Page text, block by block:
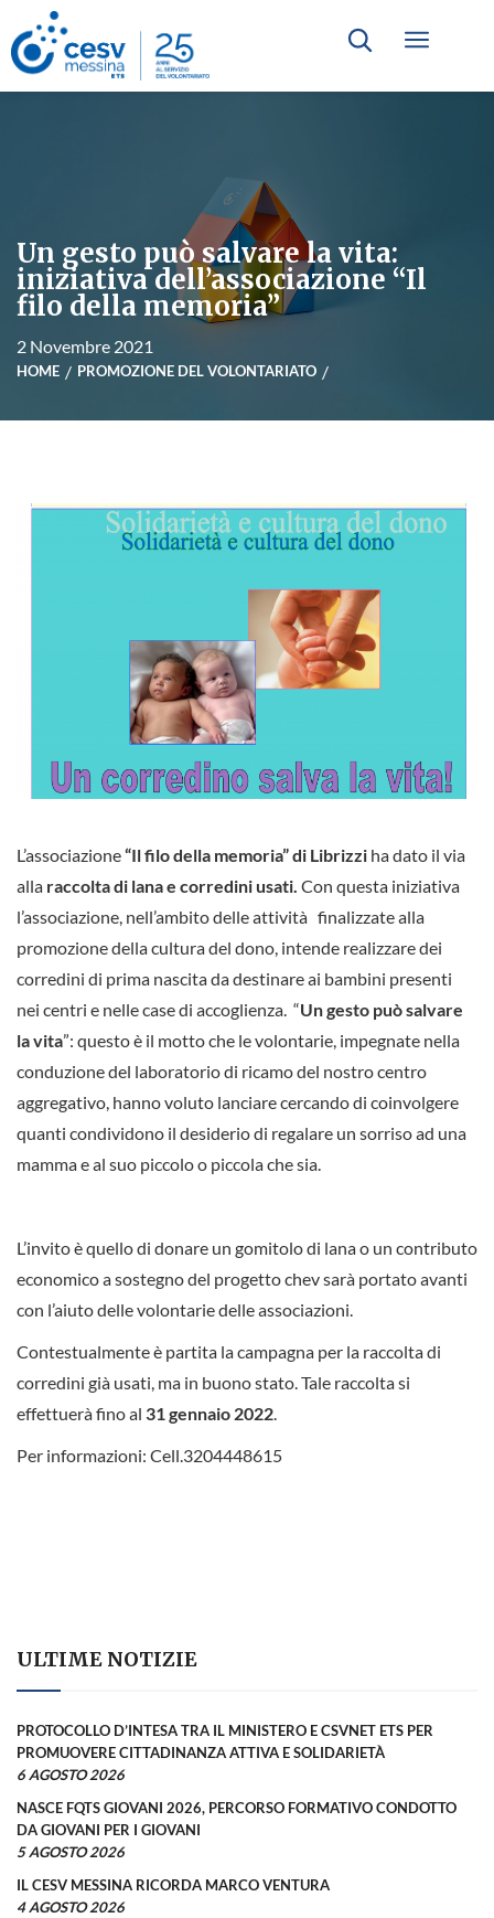
Un gesto può salvare la vita:
iniziativa dell’associazione “Il
filo della memoria”
2 Novembre 2021
HOME PROMOZIONE DEL VOLONTARIATO
L’associazione“Il filo della memoria” di Librizzi ha dato il via
alla raccolta di lana e corredini usati. Con questa iniziativa
l’associazione, nell’ambito delle attività finalizzate alla
promozione della cultura del dono, intende realizzare dei
corredini di prima nascita da destinare ai bambini presenti
nei centri e nelle case di accoglienza. “Un gesto può salvare
la vita”: questo è il motto che le volontarie, impegnate nella
conduzione del laboratorio di ricamo del nostro centro
aggregativo, hanno voluto lanciare cercando di coinvolgere
quanti condividono il desiderio di regalare un sorriso ad una
mamma e al suo piccolo o piccola che sia.
L’invito è quello di donare un gomitolo di lana o un contributo
economico a sostegno del progetto chev sarà portato avanti
con l’aiuto delle volontarie delle associazioni.
Contestualmente è partita la campagna per la raccolta di
corredini già usati, ma in buono stato. Tale raccolta si
effettuerà fino al 31 gennaio 2022.
Per informazioni: Cell.3204448615
ULTIME NOTIZIE
PROTOCOLLO D’INTESA TRA IL MINISTERO E CSVNET ETS PER
PROMUOVERE CITTADINANZA ATTIVA E SOLIDARIETÀ
6 AGOSTO 2026
NASCE FQTS GIOVANI 2026, PERCORSO FORMATIVO CONDOTTO
DA GIOVANI PER I GIOVANI
5 AGOSTO 2026
IL CESV MESSINA RICORDA MARCO VENTURA
4 AGOSTO 2026